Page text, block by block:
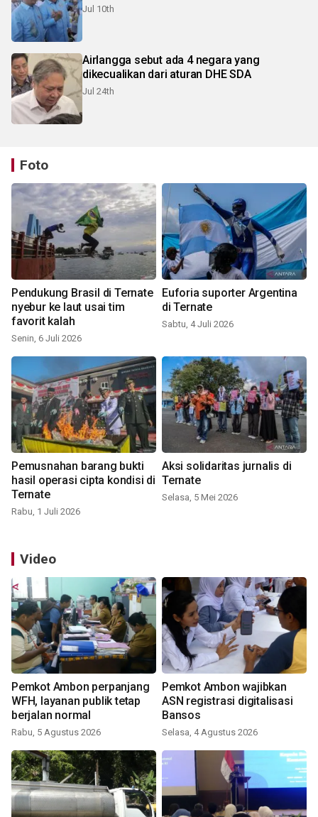
Jul 10th
Airlangga sebut ada 4 negara yang
dikecualikan dari aturan DHE SDA
Jul 24th
Foto
Pendukung Brasil di Ternate
nyebur ke laut usai tim
favorit kalah
Senin, 6 Juli 2026
Euforia suporter Argentina
di Ternate
Sabtu, 4 Juli 2026
Pemusnahan barang bukti
hasil operasi cipta kondisi di
Ternate
Rabu, 1 Juli 2026
Aksi solidaritas jurnalis di
Ternate
Selasa, 5 Mei 2026
Video
Pemkot Ambon perpanjang
WFH, layanan publik tetap
berjalan normal
Rabu, 5 Agustus 2026
Pemkot Ambon wajibkan
ASN registrasi digitalisasi
Bansos
Selasa, 4 Agustus 2026